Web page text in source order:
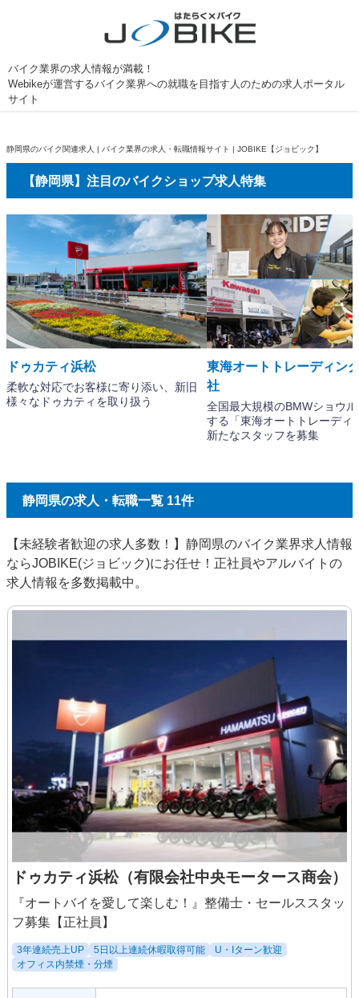
バイク業界の求人情報が満載！
Webikeが運営するバイク業界への就職を目指す人のための求人ポータル
サイト
静岡県のバイク関連求人 | バイク業界の求人・転職情報サイト | JOBIKE【ジョビック】
【静岡県】注目のバイクショップ求人特集
静岡県の求人・転職一覧 11件
【未経験者歓迎の求人多数！】静岡県のバイク業界求人情報
ならJOBIKE(ジョビック)にお任せ！正社員やアルバイトの
求人情報を多数掲載中。
ドゥカティ浜松（有限会社中央モータース商会）
『オートバイを愛して楽しむ！』整備士・セールススタッ
フ募集【正社員】
3年連続売上UP 5日以上連続休暇取得可能
U・Iターン歓迎
オフィス内禁煙・分煙